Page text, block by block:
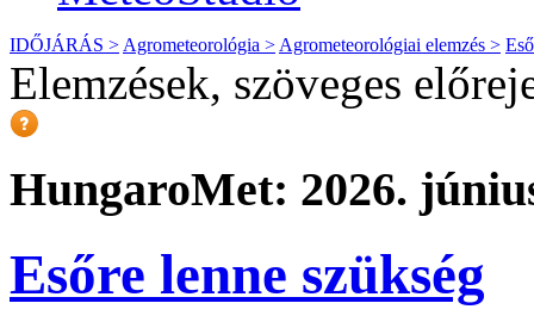
IDŐJÁRÁS > Agrometeorológia > Agrometeorológiai elemzés >
Elemzések, szöveges
HungaroMet: 2026.
Esőre lenne szükség